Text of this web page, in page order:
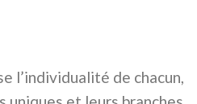
l’individualité de chacun,